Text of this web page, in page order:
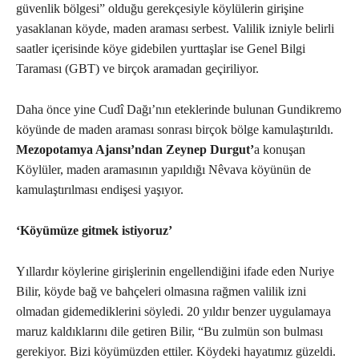
güvenlik bölgesi” olduğu gerekçesiyle köylülerin girişine
yasaklanan köyde, maden araması serbest. Valilik izniyle belirli
saatler içerisinde köye gidebilen yurttaşlar ise Genel Bilgi
Taraması (GBT) ve birçok aramadan geçiriliyor.
Daha önce yine Cudî Dağı’nın eteklerinde bulunan Gundikremo
köyünde de maden araması sonrası birçok bölge kamulaştırıldı.
Mezopotamya Ajansı’ndan Zeynep Durgut’a konuşan
Köylüler, maden aramasının yapıldığı Nêvava köyünün de
kamulaştırılması endişesi yaşıyor.
‘Köyümüze gitmek istiyoruz’
Yıllardır köylerine girişlerinin engellendiğini ifade eden Nuriye
Bilir, köyde bağ ve bahçeleri olmasına rağmen valilik izni
olmadan gidemediklerini söyledi. 20 yıldır benzer uygulamaya
maruz kaldıklarını dile getiren Bilir, “Bu zulmün son bulması
gerekiyor. Bizi köyümüzden ettiler. Köydeki hayatımız güzeldi.